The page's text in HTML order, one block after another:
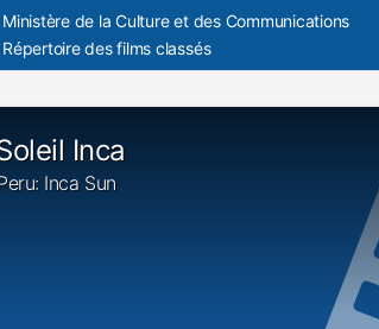
Ministère de la Culture et des Communications
Répertoire des films classés
Inca
Inca Sun